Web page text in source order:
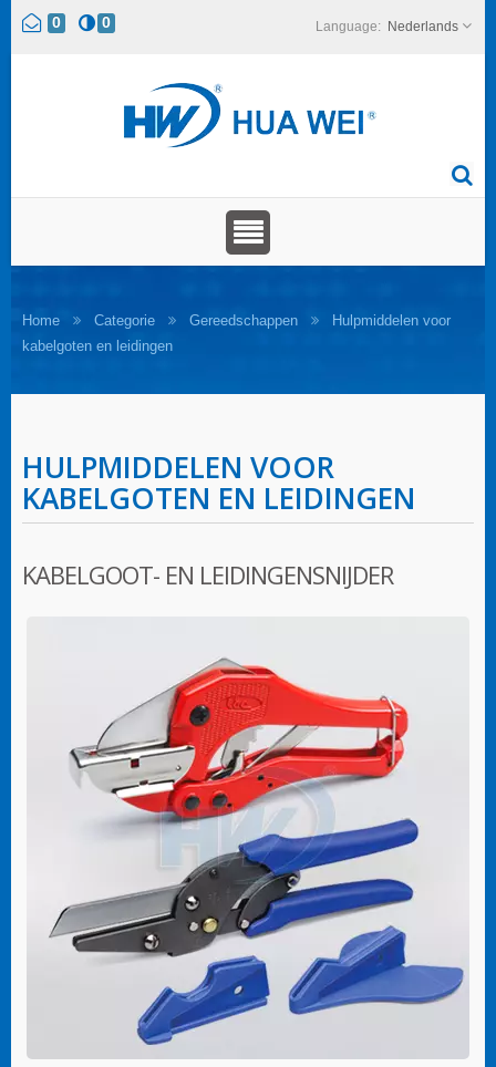
0 0 Nederlands
Home Categorie Gereedschappen
Hulpmiddelen voor
kabelgoten en leidingen
HULPMIDDELEN VOOR
KABELGOTEN EN LEIDINGEN
KABELGOOT- EN LEIDINGENSNIJDER